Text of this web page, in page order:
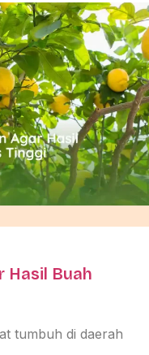
Hasil Buah
tumbuh di daerah